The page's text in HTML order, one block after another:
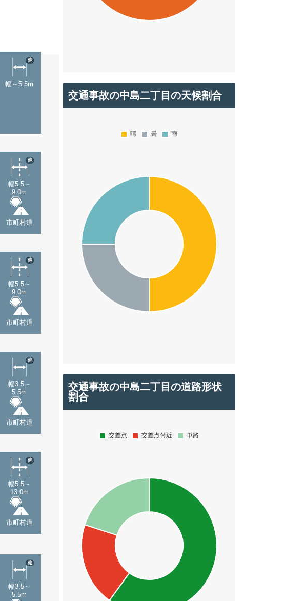
幅～5.5m
他
幅5.5～
9.0m
他
市町村道
幅5.5～
9.0m
他
市町村道
幅3.5～
5.5m
他
市町村道
幅5.5～
13.0m
他
市町村道
幅3.5～
5.5m
他
交通事故の中島二丁目の天候割合
交通事故の中島二丁目の道路形状
割合